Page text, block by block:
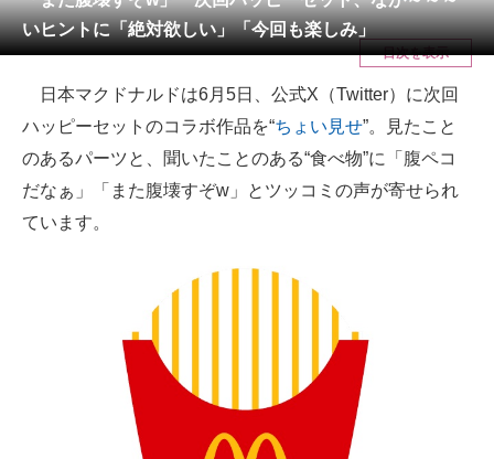
メディア
注目記事を集めた総合ページ
ITの今と未来を見通す
スマホと通信の最新トレンド
進化するPCとデバイスの未来
好きが集まる 比べて選べる
AI活用のいまが分かる
企業ITのトレンドを詳説
いヒントに「絶対欲しい」「今回も楽しみ」
目次を表示
日本マクドナルドは6月5日、公式X（Twitter）に次回
ハッピーセットのコラボ作品を“ちょい見せ”。見たこと
のあるパーツと、聞いたことのある“食べ物”に「腹ペコ
だなぁ」「また腹壊すぞw」とツッコミの声が寄せられ
ています。